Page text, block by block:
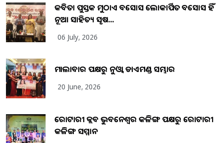
କବିତା ପୁସ୍ତକ ମୁଠାଏ ଅବସୋସ ଲୋକାର୍ପିତ ଅବସୋସ ହିଁ
ନୂଆ ସାହିତ୍ୟ ସୃଷ...
06 July, 2026
ମାଲାବାର ପକ୍ଷରୁ ନୁଓ୍ବା ଡାଏମଣ୍ଡ ସମ୍ଭାର
20 June, 2026
ରୋଟାରୀ କ୍ଲବ ଭୁବନେଶ୍ୱର କଳିଙ୍ଗ ପକ୍ଷରୁ ରୋଟାରୀ
କଳିଙ୍ଗ ସମ୍ମାନ